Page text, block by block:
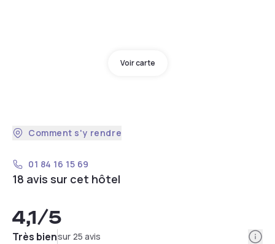
Voir carte
Comment s'y rendre
01 84 16 15 69
18 avis sur cet hôtel
4,1/5
Très biensur 25 avis